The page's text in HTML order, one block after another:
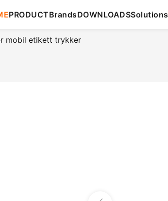
PRODUCTBrandsDOWNLOADSSolutions
mobil etikett trykker